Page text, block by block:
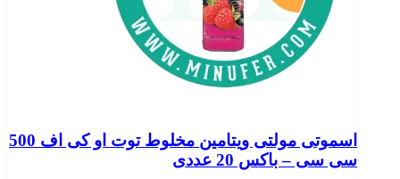
اسموتی مولتی ویتامین مخلوط توت او کی اف 500
سی سی – باکس 20 عددی